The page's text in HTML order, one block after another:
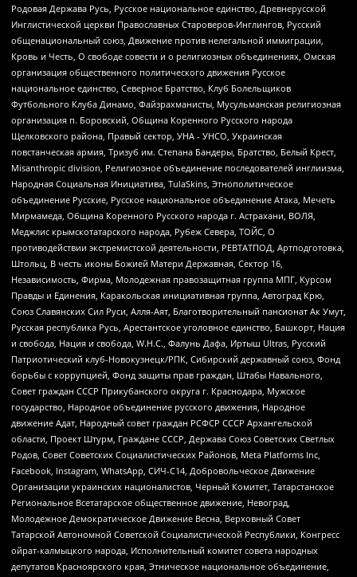
Родовая Держава Русь, Русское национальное единство, Древнерусской
Инглистической церкви Православных Староверов-Инглингов, Русский
общенациональный союз, Движение против нелегальной иммиграции,
Кровь и Честь, О свободе совести и о религиозных объединениях, Омская
организация общественного политического движения Русское
национальное единство, Северное Братство, Клуб Болельщиков
Футбольного Клуба Динамо, Файзрахманисты, Мусульманская религиозная
организация п. Боровский, Община Коренного Русского народа
Щелковского района, Правый сектор, УНА - УНСО, Украинская
повстанческая армия, Тризуб им. Степана Бандеры, Братство, Белый Крест,
Misanthropic division, Религиозное объединение последователей инглиизма,
Народная Социальная Инициатива, TulaSkins, Этнополитическое
объединение Русские, Русское национальное объединение Атака, Мечеть
Мирмамеда, Община Коренного Русского народа г. Астрахани, ВОЛЯ,
Меджлис крымскотатарского народа, Рубеж Севера, ТОЙС, О
противодействии экстремистской деятельности, РЕВТАТПОД, Артподготовка,
Штольц, В честь иконы Божией Матери Державная, Сектор 16,
Независимость, Фирма, Молодежная правозащитная группа МПГ, Курсом
Правды и Единения, Каракольская инициативная группа, Автоград Крю,
Союз Славянских Сил Руси, Алля-Аят, Благотворительный пансионат Ак Умут,
Русская республика Русь, Арестантское уголовное единство, Башкорт, Нация
и свобода, Нация и свобода, W.H.С., Фалунь Дафа, Иртыш Ultras, Русский
Патриотический клуб-Новокузнецк/РПК, Сибирский державный союз, Фонд
борьбы с коррупцией, Фонд защиты прав граждан, Штабы Навального,
Совет граждан СССР Прикубанского округа г. Краснодара, Мужское
государство, Народное объединение русского движения, Народное
движение Адат, Народный совет граждан РСФСР СССР Архангельской
области, Проект Штурм, Граждане СССР, Держава Союз Советских Светлых
Родов, Совет Советских Социалистических Районов, Meta Platforms Inc,
Facebook, Instagram, WhatsApp, СИЧ-С14, Добровольческое Движение
Организации украинских националистов, Черный Комитет, Татарстанское
Региональное Всетатарское общественное движение, Невоград,
Молодежное Демократическое Движение Весна, Верховный Совет
Татарской Автономной Советской Социалистической Республики, Конгресс
ойрат-калмыцкого народа, Исполнительный комитет совета народных
депутатов Красноярского края, Этническое национальное объединение,